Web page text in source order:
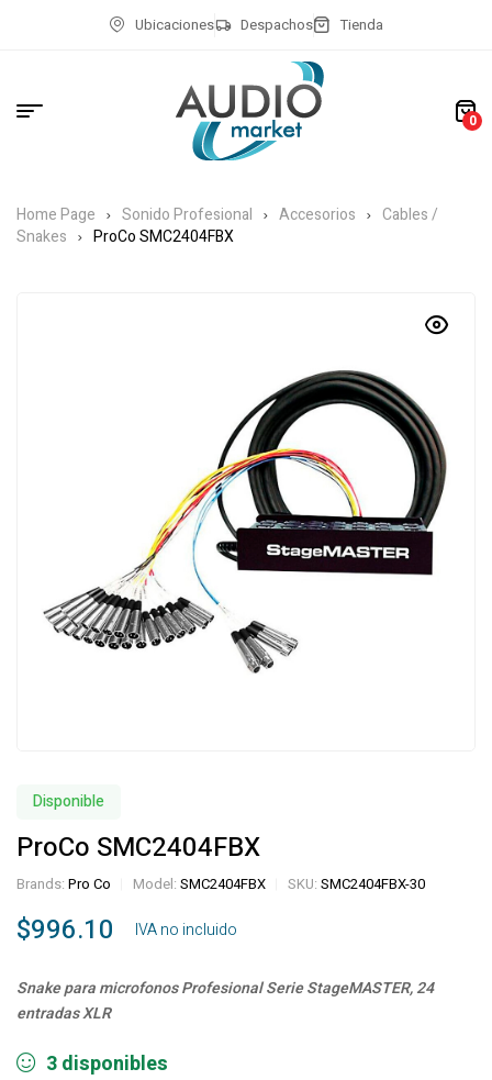
Ubicaciones Despachos Tienda
0
Home Page Sonido Profesional Accesorios
Cables /
Snakes
ProCo SMC2404FBX
Disponible
ProCo SMC2404FBX
Brands: Pro Co Model: SMC2404FBX SKU: SMC2404FBX-30
$996.10 ‎ ‎ ‎ IVA no incluido
Snake para microfonos Profesional Serie StageMASTER, 24
entradas XLR
3 disponibles